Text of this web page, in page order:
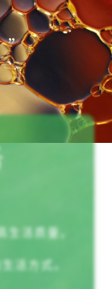
”
生活质量。
活方式。